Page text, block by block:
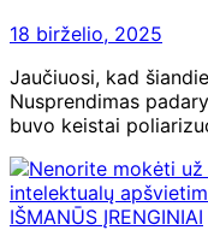
18 birželio, 2025
Jaučiuosi, kad
Nusprendimas
buvo keistai
IŠMANŪS ĮRENGINIAI